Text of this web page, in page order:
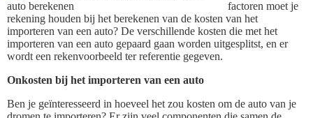
factoren moet je
rekening houden bij het berekenen van de kosten van het
importeren van een auto? De verschillende kosten die met het
importeren van een auto gepaard gaan worden uitgesplitst, en er
wordt een rekenvoorbeeld ter referentie gegeven.
Onkosten bij het importeren van een auto
Ben je geïnteresseerd in hoeveel het zou kosten om de auto van je